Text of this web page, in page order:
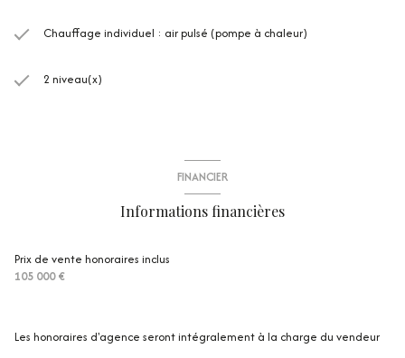
Chauffage individuel : air pulsé (pompe à chaleur)
2 niveau(x)
FINANCIER
Informations financières
Prix de vente honoraires inclus
105 000 €
Les honoraires d'agence seront intégralement à la charge du vendeur